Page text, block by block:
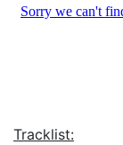
Tracklist: